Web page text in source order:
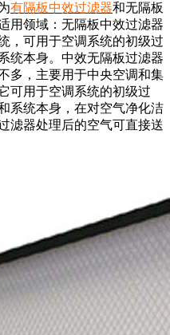
有隔板中效过滤器和无隔板
用领域：无隔板中效过滤器
，可用于空调系统的初级过
统本身。中效无隔板过滤器
多，主要用于中央空调和集
可用于空调系统的初级过
系统本身，在对空气净化洁
滤器处理后的空气可直接送